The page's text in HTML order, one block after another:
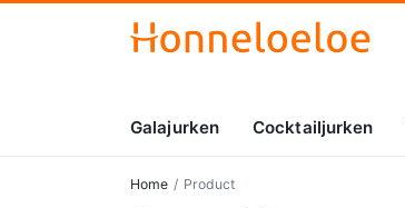
Galajurken Cocktailjurken
Home
Product